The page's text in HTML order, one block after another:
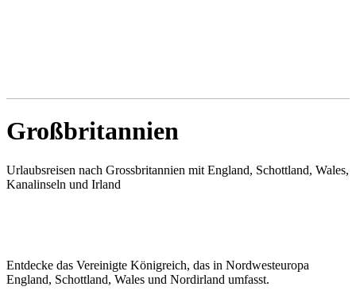
Großbritannien
Urlaubsreisen nach Grossbritannien mit England, Schottland, Wales,
Kanalinseln und Irland
Entdecke das Vereinigte Königreich, das in Nordwesteuropa
England, Schottland, Wales und Nordirland umfasst.